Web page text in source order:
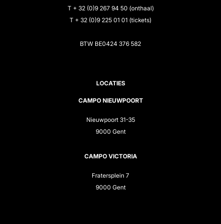
T + 32 (0)9 267 94 50 (onthaal)
T + 32 (0)9 225 01 01 (tickets)
BTW BE0424 376 582
LOCATIES
CAMPO NIEUWPOORT
Nieuwpoort 31-35
9000 Gent
CAMPO VICTORIA
Fratersplein 7
9000 Gent